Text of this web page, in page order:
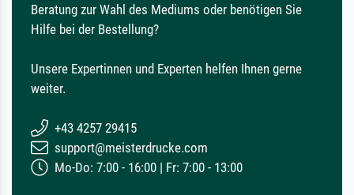
Beratung zur Wahl des Mediums oder benötigen Sie
Hilfe bei der Bestellung?
Unsere Expertinnen und Experten helfen Ihnen gerne
weiter.
+43 4257 29415
support@meisterdrucke.com
Mo-Do: 7:00 - 16:00 | Fr: 7:00 - 13:00